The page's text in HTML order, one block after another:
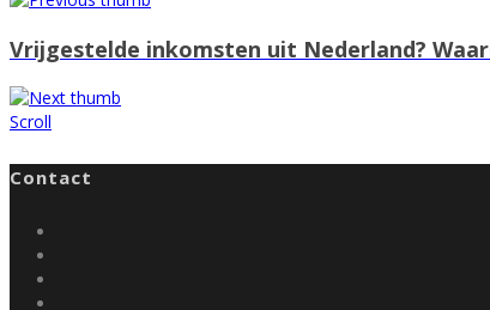
Vrijgestelde inkomsten uit Nederland?
Scroll
Contact